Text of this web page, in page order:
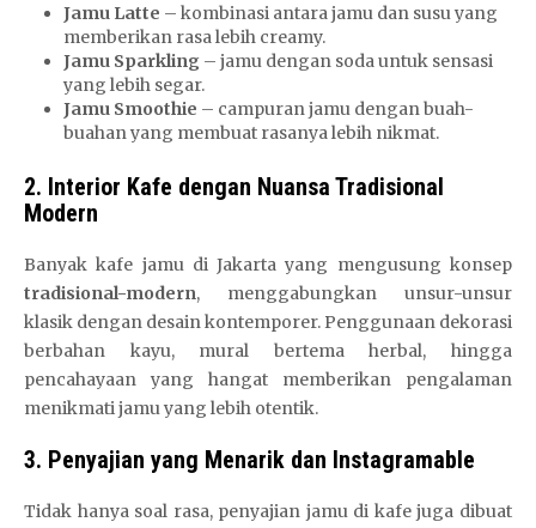
Jamu Latte – kombinasi antara jamu dan susu yang
memberikan rasa lebih creamy.
Jamu Sparkling – jamu dengan soda untuk sensasi
yang lebih segar.
Jamu Smoothie – campuran jamu dengan buah-
buahan yang membuat rasanya lebih nikmat.
2. Interior Kafe dengan Nuansa Tradisional
Modern
Banyak kafe jamu di Jakarta yang mengusung konsep
tradisional-modern, menggabungkan unsur-unsur
klasik dengan desain kontemporer. Penggunaan dekorasi
berbahan kayu, mural bertema herbal, hingga
pencahayaan yang hangat memberikan pengalaman
menikmati jamu yang lebih otentik.
3. Penyajian yang Menarik dan Instagramable
Tidak hanya soal rasa, penyajian jamu di kafe juga dibuat